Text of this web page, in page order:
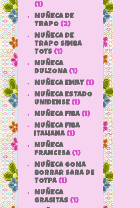
(1)
MUÑECA DE
TRAPO (2)
MUÑECA DE
TRAPO SIMBA
TOYS (1)
MUÑECA
DULZONA (1)
MUÑECA EMILY (1)
MUÑECA ESTADO
UNIDENSE (1)
MUÑECA FIBA (1)
MUÑECA FIBA
ITALIANA (1)
MUÑECA
FRANCESA (1)
MUÑECA GOMA
BORRAR SARA DE
TOYPA (1)
MUÑECA
GRASITAS (1)